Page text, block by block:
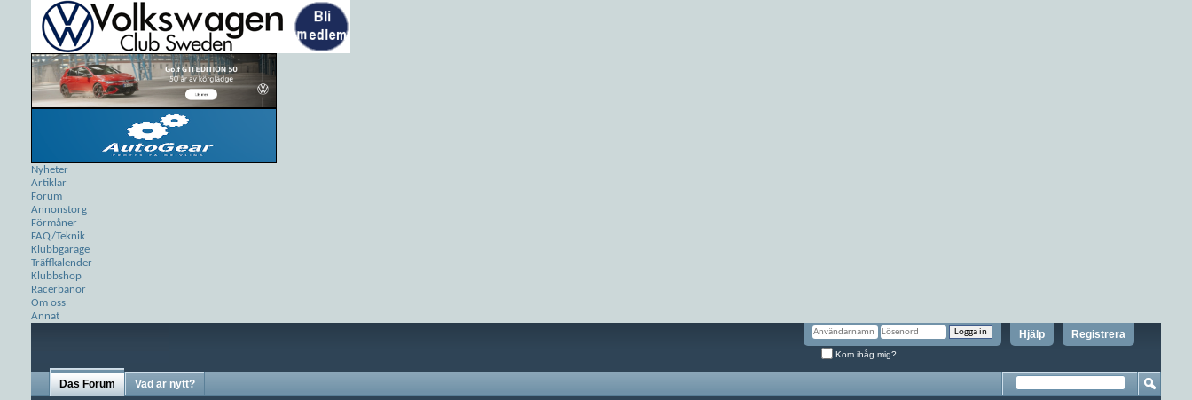
Nyheter
Artiklar
Forum
Annonstorg
Förmåner
FAQ/Teknik
Klubbgarage
Träffkalender
Klubbshop
Racerbanor
Om oss
Annat
Registrera
Hjälp
Kom ihåg mig?
Das Forum Vad är nytt?